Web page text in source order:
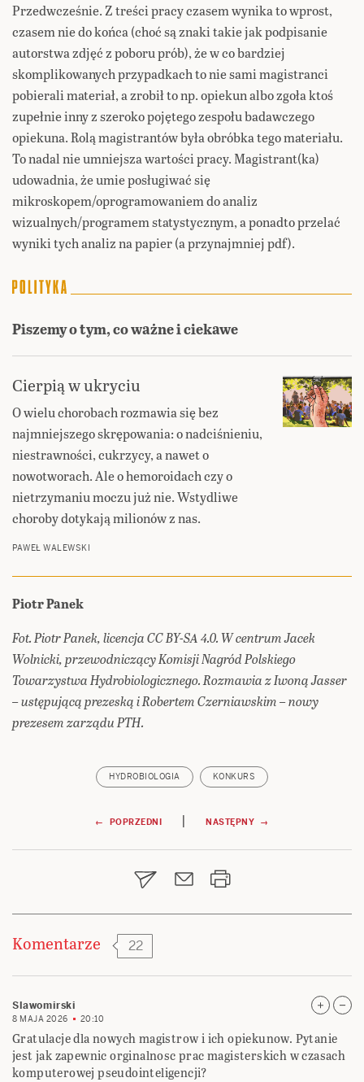
Przedwcześnie. Z treści pracy czasem wynika to wprost,
czasem nie do końca (choć są znaki takie jak podpisanie
autorstwa zdjęć z poboru prób), że w co bardziej
skomplikowanych przypadkach to nie sami magistranci
pobierali materiał, a zrobił to np. opiekun albo zgoła ktoś
zupełnie inny z szeroko pojętego zespołu badawczego
opiekuna. Rolą magistrantów była obróbka tego materiału.
To nadal nie umniejsza wartości pracy. Magistrant(ka)
udowadnia, że umie posługiwać się
mikroskopem/oprogramowaniem do analiz
wizualnych/programem statystycznym, a ponadto przelać
wyniki tych analiz na papier (a przynajmniej pdf).
Piszemy o tym, co ważne i ciekawe
Cierpią w ukryciu
O wielu chorobach rozmawia się bez
najmniejszego skrępowania: o nadciśnieniu,
niestrawności, cukrzycy, a nawet o
nowotworach. Ale o hemoroidach czy o
nietrzymaniu moczu już nie. Wstydliwe
choroby dotykają milionów z nas.
PAWEŁ WALEWSKI
Piotr Panek
Fot. Piotr Panek, licencja CC BY-SA 4.0. W centrum Jacek
Wolnicki, przewodniczący Komisji Nagród Polskiego
Towarzystwa Hydrobiologicznego. Rozmawia z Iwoną Jasser
– ustępującą prezeską i Robertem Czerniawskim – nowy
prezesem zarządu PTH.
HYDROBIOLOGIA KONKURS
Nawigacja
wpisu
← POPRZEDNI | NASTĘPNY →
Komentarze 22
Slawomirski
8 MAJA 2026 20:10
Gratulacje dla nowych magistrow i ich opiekunow. Pytanie
jest jak zapewnic orginalnosc prac magisterskich w czasach
komputerowej pseudointeligencji?